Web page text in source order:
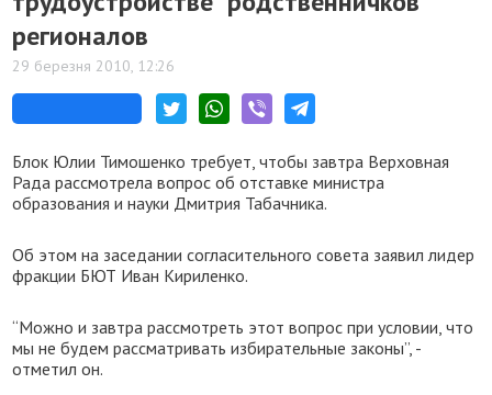
регионалов
29 березня 2010, 12:26
Блок Юлии Тимошенко требует, чтобы завтра Верховная
Рада рассмотрела вопрос об отставке министра
образования и науки Дмитрия Табачника.
Об этом на заседании согласительного совета заявил лидер
фракции БЮТ Иван Кириленко.
“Можно и завтра рассмотреть этот вопрос при условии, что
мы не будем рассматривать избирательные законы”, -
отметил он.